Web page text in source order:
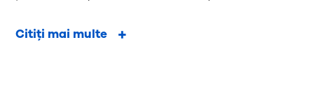
Citiți mai multe